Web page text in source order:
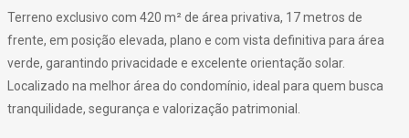
Terreno exclusivo com 420 m² de área privativa, 17 metros de
frente, em posição elevada, plano e com vista definitiva para área
verde, garantindo privacidade e excelente orientação solar.
Localizado na melhor área do condomínio, ideal para quem busca
tranquilidade, segurança e valorização patrimonial.